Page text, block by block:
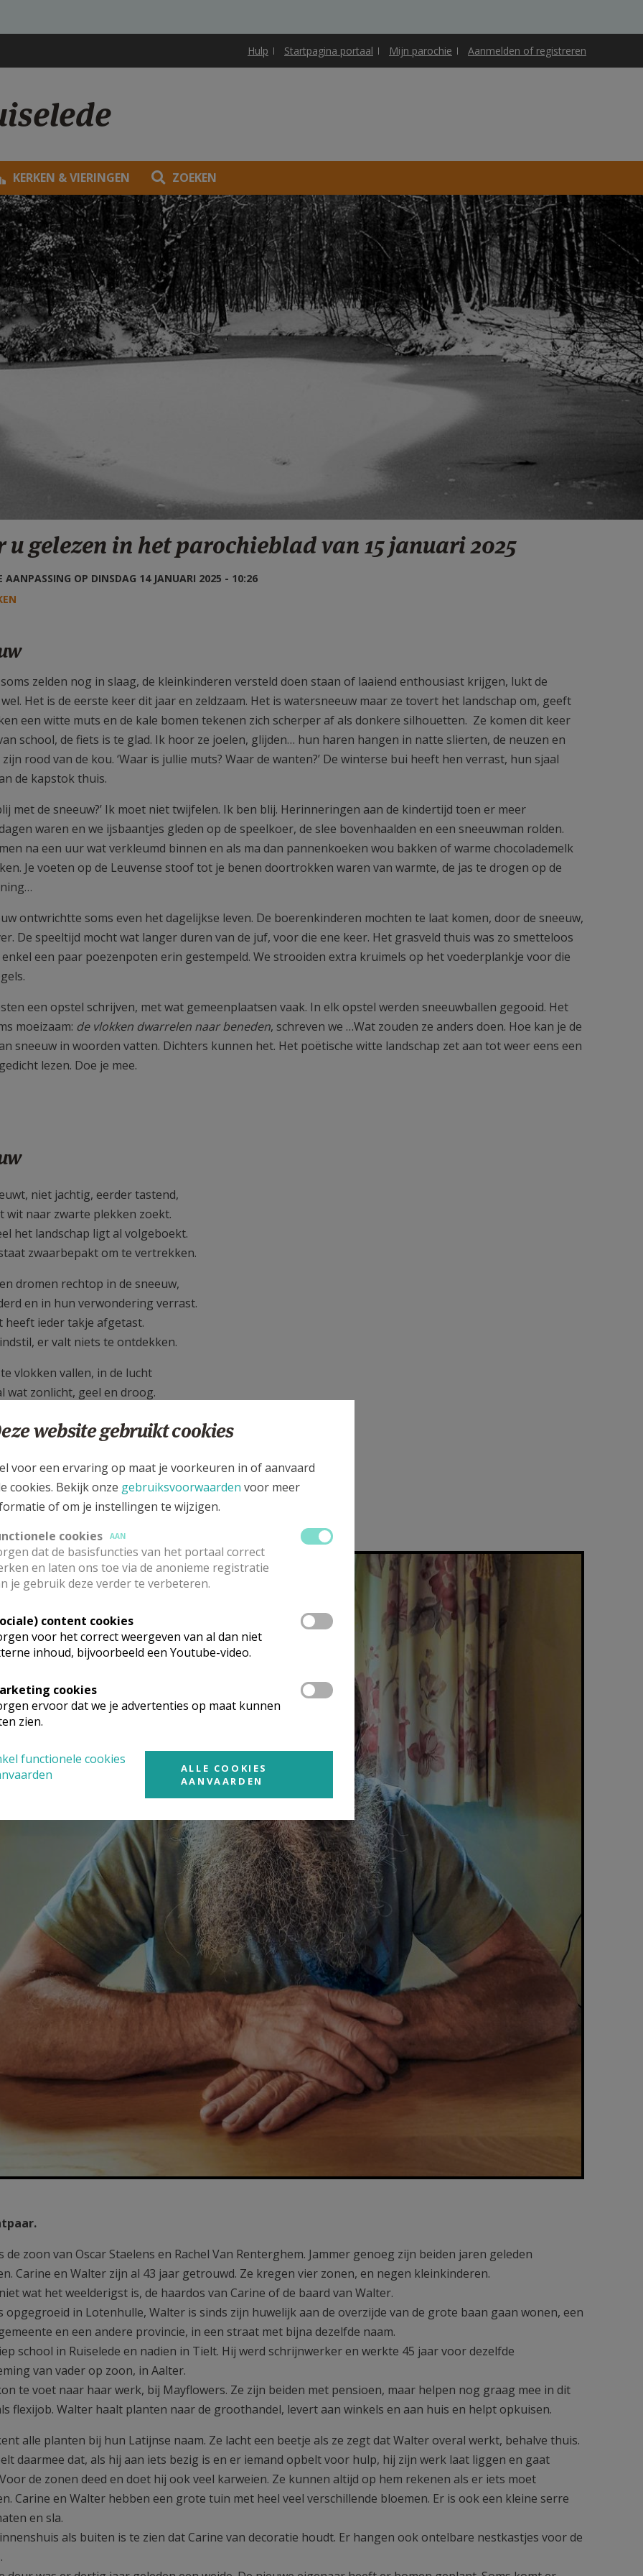
Hulp Startpagina portaal Mijn parochie Aanmelden of registreren
KERKEN & VIERINGEN ZOEKEN
u gelezen in het parochieblad van 15 januari 2025
AANPASSING OP DINSDAG 14 JANUARI 2025 - 10:26
zelden nog in slaag, de kleinkinderen versteld doen staan of laaiend enthousiast krijgen, lukt de
Het is de eerste keer dit jaar en zeldzaam. Het is watersneeuw maar ze tovert het landschap om, geeft
een witte muts en de kale bomen tekenen zich scherper af als donkere silhouetten. Ze komen dit keer
school, de fiets is te glad. Ik hoor ze joelen, glijden… hun haren hangen in natte slierten, de neuzen en
rood van de kou. ‘Waar is jullie muts? Waar de wanten?’ De winterse bui heeft hen verrast, hun sjaal
de kapstok thuis.
met de sneeuw?’ Ik moet niet twijfelen. Ik ben blij. Herinneringen aan de kindertijd toen er meer
waren en we ijsbaantjes gleden op de speelkoer, de slee bovenhaalden en een sneeuwman rolden.
na een uur wat verkleumd binnen en als ma dan pannenkoeken wou bakken of warme chocolademelk
Je voeten op de Leuvense stoof tot je benen doortrokken waren van warmte, de jas te drogen op de
ontwrichtte soms even het dagelijkse leven. De boerenkinderen mochten te laat komen, door de sneeuw,
De speeltijd mocht wat langer duren van de juf, voor die ene keer. Het grasveld thuis was zo smetteloos
een paar poezenpoten erin gestempeld. We strooiden extra kruimels op het voederplankje voor die
een opstel schrijven, met wat gemeenplaatsen vaak. In elk opstel werden sneeuwballen gegooid. Het
moeizaam: de vlokken dwarrelen naar beneden, schreven we …Wat zouden ze anders doen. Hoe kan je de
sneeuw in woorden vatten. Dichters kunnen het. Het poëtische witte landschap zet aan tot weer eens een
lezen. Doe je mee.
niet jachtig, eerder tastend,
wit naar zwarte plekken zoekt.
het landschap ligt al volgeboekt.
zwaarbepakt om te vertrekken.
dromen rechtop in de sneeuw,
en in hun verwondering verrast.
heeft ieder takje afgetast.
er valt niets te ontdekken.
vlokken vallen, in de lucht
wat zonlicht, geel en droog.
eerstgeborenen van het oog,
om de schade te herstellen.
met de schaal.
3kol-15cm-20241112_113539-bewerkt.jpg
de zoon van Oscar Staelens en Rachel Van Renterghem. Jammer genoeg zijn beiden jaren geleden
Carine en Walter zijn al 43 jaar getrouwd. Ze kregen vier zonen, en negen kleinkinderen.
wat het weelderigst is, de haardos van Carine of de baard van Walter.
opgegroeid in Lotenhulle, Walter is sinds zijn huwelijk aan de overzijde van de grote baan gaan wonen, een
en een andere provincie, in een straat met bijna dezelfde naam.
school in Ruiselede en nadien in Tielt. Hij werd schrijnwerker en werkte 45 jaar voor dezelfde
van vader op zoon, in Aalter.
te voet naar haar werk, bij Mayflowers. Ze zijn beiden met pensioen, maar helpen nog graag mee in dit
flexijob. Walter haalt planten naar de groothandel, levert aan winkels en aan huis en helpt opkuisen.
alle planten bij hun Latijnse naam. Ze lacht een beetje als ze zegt dat Walter overal werkt, behalve thuis.
daarmee dat, als hij aan iets bezig is en er iemand opbelt voor hulp, hij zijn werk laat liggen en gaat
de zonen deed en doet hij ook veel karweien. Ze kunnen altijd op hem rekenen als er iets moet
Carine en Walter hebben een grote tuin met heel veel verschillende bloemen. Er is ook een kleine serre
en sla.
als buiten is te zien dat Carine van decoratie houdt. Er hangen ook ontelbare nestkastjes voor de
website gebruikt cookies
voor een ervaring op maat je voorkeuren in of aanvaard
cookies. Bekijk onze gebruiksvoorwaarden voor meer
of om je instellingen te wijzigen.
cookies
AAN
dat de basisfuncties van het portaal correct
en laten ons toe via de anonieme registratie
je gebruik deze verder te verbeteren.
content cookies
voor het correct weergeven van al dan niet
inhoud, bijvoorbeeld een Youtube-video.
cookies
ervoor dat we je advertenties op maat kunnen
zien.
functionele cookies
ALLE COOKIES
AANVAARDEN